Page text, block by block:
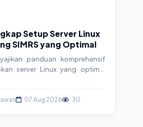
Setup Server Linux
SIMRS yang Optimal
panduan komprehensif
server Linux yang optimal
instalasi OS hingga konfigurasi
07 Aug 2026 30